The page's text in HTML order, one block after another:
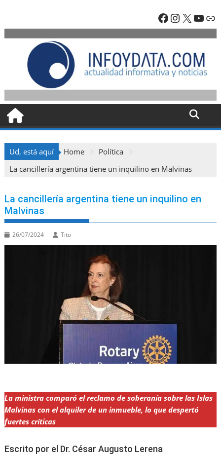
content
Facebook
X
Ud, está aquí Home
Política
La cancillería argentina tiene un inquilino en Malvinas
La cancillería argentina tiene un inquilino en
Malvinas
26/07/2024 Tito
La ministra comparó el reclamo de soberanía sobre las Islas
Malvinas con el alquiler de un inmueble, lo que despertó
fuertes críticas
Escrito por el Dr. César Augusto Lerena